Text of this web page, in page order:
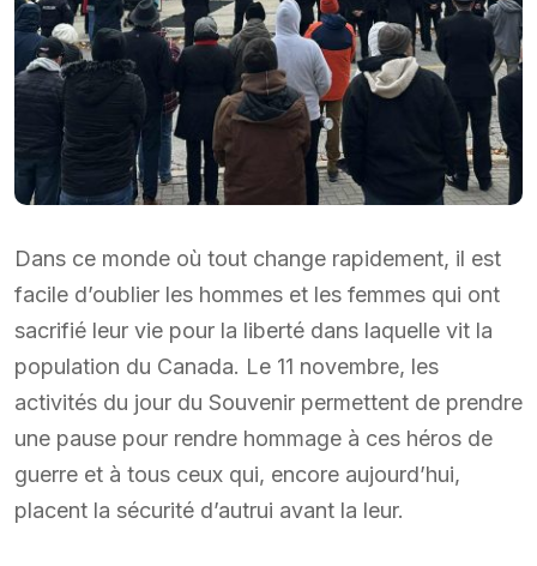
Dans ce monde où tout change rapidement, il est
facile d’oublier les hommes et les femmes qui ont
sacrifié leur vie pour la liberté dans laquelle vit la
population du Canada. Le 11 novembre, les
activités du jour du Souvenir permettent de prendre
une pause pour rendre hommage à ces héros de
guerre et à tous ceux qui, encore aujourd’hui,
placent la sécurité d’autrui avant la leur.